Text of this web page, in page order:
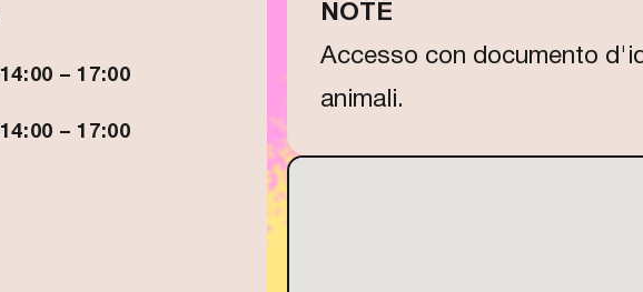
14:00 – 17:00
14:00 – 17:00
NOTE
Accesso con documento
animali.